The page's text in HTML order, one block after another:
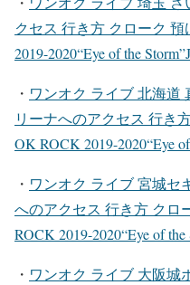
クセス 行き方 クローク
2019-2020“Eye of the
・ ワンオク ライブ 北海道
リーナへのアクセス 行き
OK ROCK 2019-2020“Eye
・ ワンオク ライブ 宮城セ
へのアクセス 行き方 クロ
ROCK 2019-2020“Eye of
・ ワンオク ライブ 大阪城